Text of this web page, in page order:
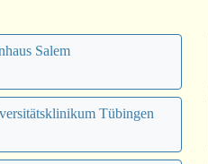
Salem
Tübingen